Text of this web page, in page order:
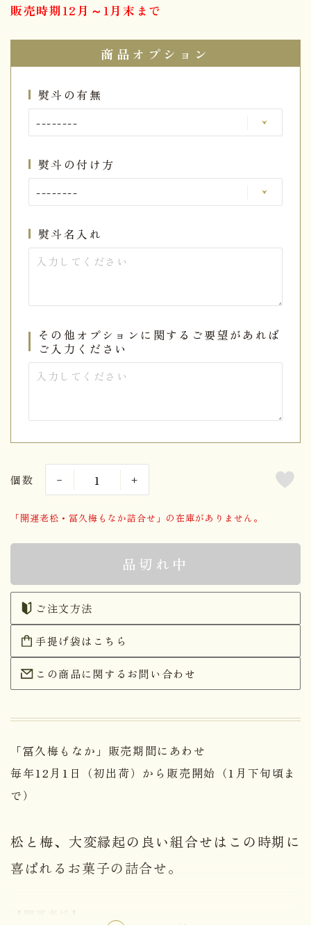
販売時期12月～1月末まで
商品オプション
熨斗の有無
熨斗の付け方
熨斗名入れ
その他オプションに関するご要望があれば
ご入力ください
個数
「開運老松・冨久梅もなか詰合せ」の在庫がありません。
品切れ中
ご注文方法
手提げ袋はこちら
この商品に関するお問い合わせ
「冨久梅もなか」販売期間にあわせ
毎年12月1日（初出荷）から販売開始（1月下旬頃ま
で）
松と梅、大変縁起の良い組合せはこの時期に
喜ばれるお菓子の詰合せ。